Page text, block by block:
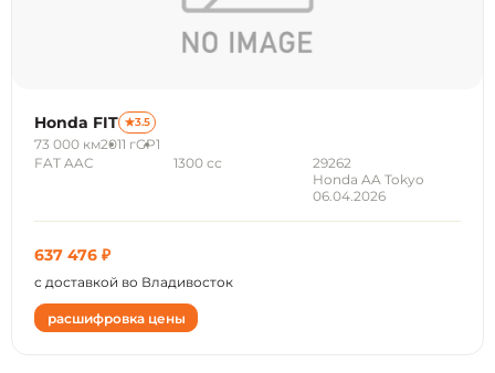
Honda FIT 3.5
73 000 км2011 гGP1
FAT AAC
1300 сс
29262
Honda AA Tokyo
06.04.2026
637 476 ₽
с доставкой во Владивосток
расшифровка цены